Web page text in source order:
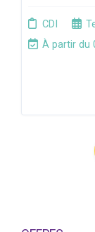
CDI
À partir du